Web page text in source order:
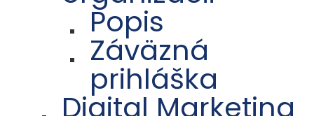
Popis
Záväzná
prihláška
Digital Marketing